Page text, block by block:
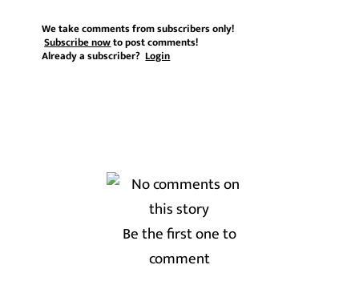
We take comments from subscribers only!
Subscribe nowto post comments!
Already a subscriber?Login
Be the first one to
comment